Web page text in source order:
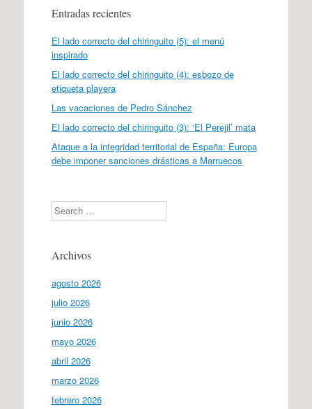
Entradas recientes
El lado correcto del chiringuito (5): el menú
inspirado
El lado correcto del chiringuito (4): esbozo de
etiqueta playera
Las vacaciones de Pedro Sánchez
El lado correcto del chiringuito (3): ‘El Perejil’ mata
Ataque a la integridad territorial de España: Europa
debe imponer sanciones drásticas a Marruecos
Search
Archivos
agosto 2026
julio 2026
junio 2026
mayo 2026
abril 2026
marzo 2026
febrero 2026